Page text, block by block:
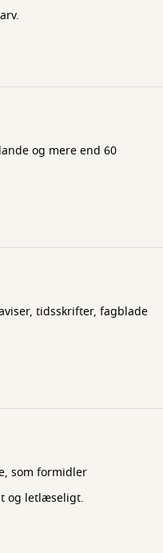
og mere end 60
tidsskrifter, fagblade
som formidler
og letlæseligt.